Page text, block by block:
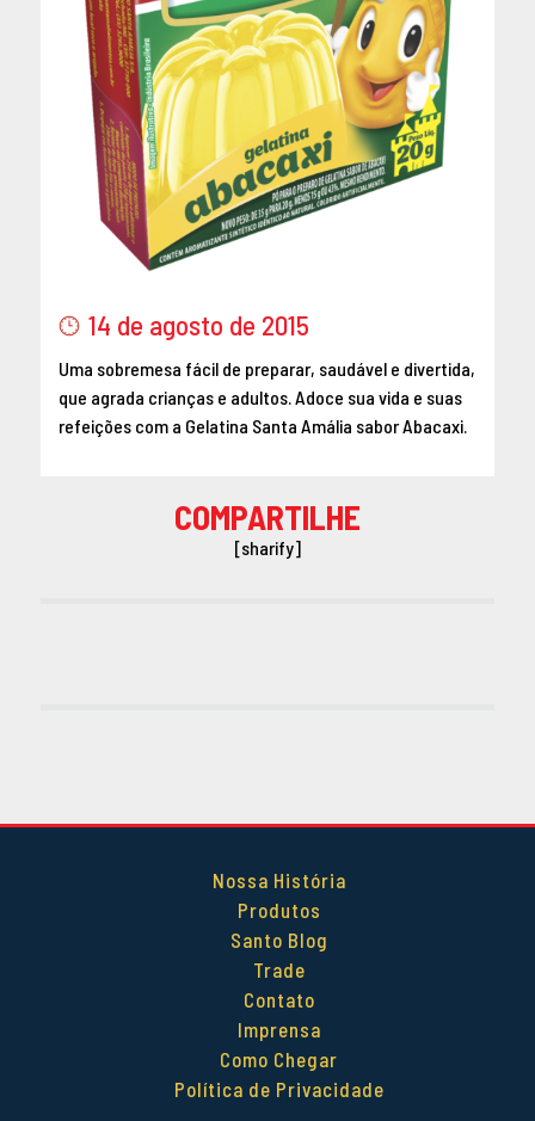
14 de agosto de 2015
Uma sobremesa fácil de preparar, saudável e divertida,
que agrada crianças e adultos. Adoce sua vida e suas
refeições com a Gelatina Santa Amália sabor Abacaxi.
COMPARTILHE
[sharify]
Nossa História
Produtos
Santo Blog
Trade
Contato
Imprensa
Como Chegar
Política de Privacidade